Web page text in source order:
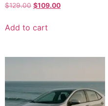
$129.00 $109.00
Add to cart